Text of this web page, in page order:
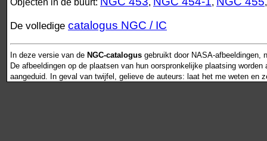
Objecten in de buurt: , ,
De volledige catalogus NGC / IC
In deze versie van de NGC-catalogus gebruikt door NASA-afbeeldingen,
De afbeeldingen op de plaatsen van hun oorspronkelijke plaatsing
aangeduid. In geval van twijfel, gelieve de auteurs: laat het me weten en